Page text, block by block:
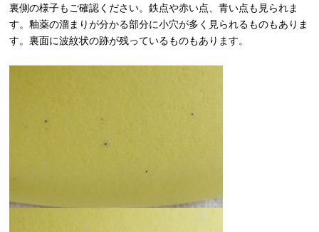
裏側の様子もご確認ください。鉄点や赤い点、青い点も見られま
す。釉薬の溜まりが分かる部分に小穴が多く見られるものもありま
す。裏面に波紋状の跡が残っているものもあります。